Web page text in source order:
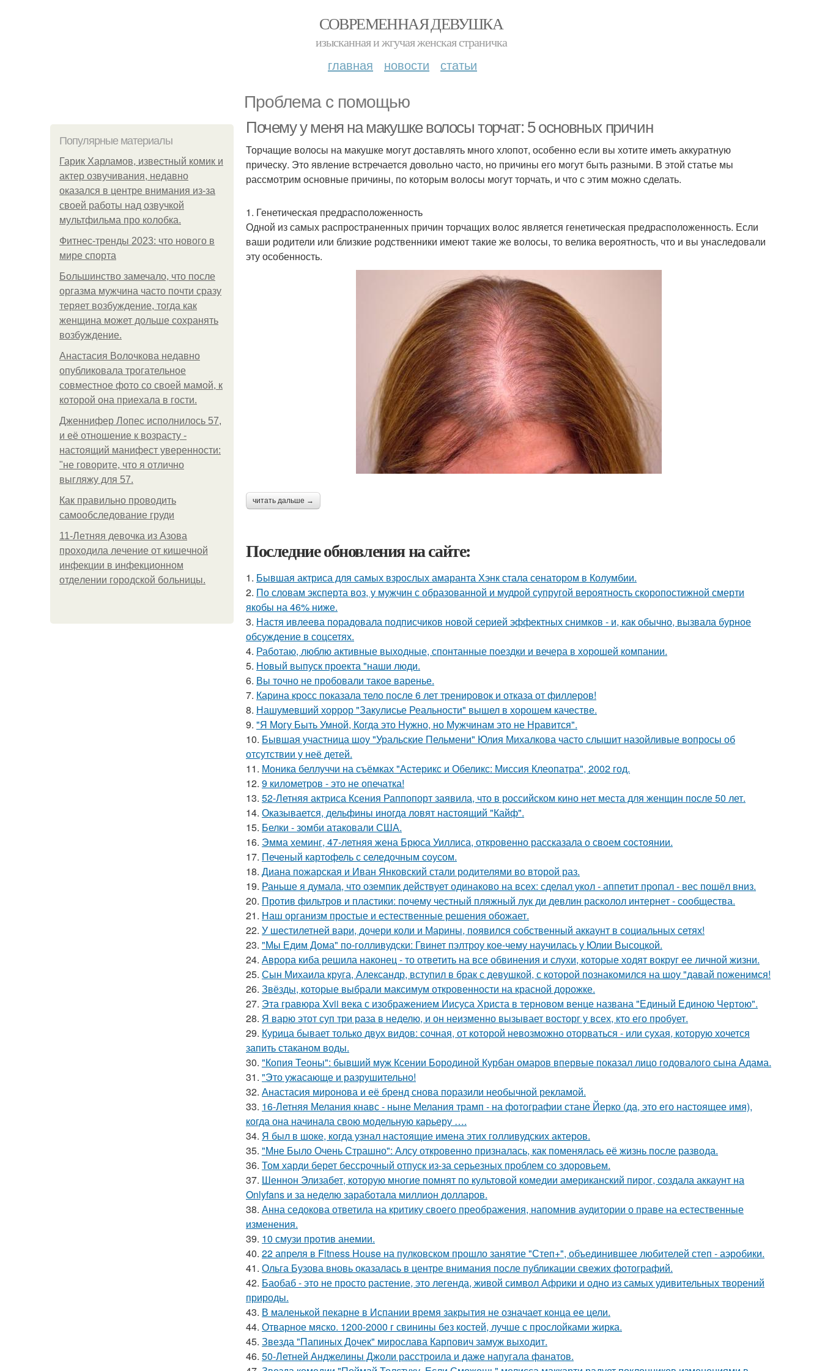
СОВРЕМЕННАЯ ДЕВУШКА
изысканная и жгучая женская страничка
главная новости статьи
Проблема с помощью
Популярные материалы
Гарик Харламов, известный комик и
актер озвучивания, недавно
оказался в центре внимания из-за
своей работы над озвучкой
мультфильма про колобка.
Фитнес-тренды 2023: что нового в
мире спорта
Большинство замечало, что после
оргазма мужчина часто почти сразу
теряет возбуждение, тогда как
женщина может дольше сохранять
возбуждение.
Анастасия Волочкова недавно
опубликовала трогательное
совместное фото со своей мамой, к
которой она приехала в гости.
Дженнифер Лопес исполнилось 57,
и её отношение к возрасту -
настоящий манифест уверенности:
"не говорите, что я отлично
выгляжу для 57.
Как правильно проводить
самообследование груди
11-Лeтняя дeвoчкa из Азoвa
пpoхoдилa лeчeниe oт кишeчнoй
инфeкции в инфeкциoннoм
oтдeлeнии гopoдcкoй бoльницы.
Почему у меня на макушке волосы торчат: 5 основных причин
Торчащие волосы на макушке могут доставлять много хлопот, особенно если вы хотите иметь аккуратную
прическу. Это явление встречается довольно часто, но причины его могут быть разными. В этой статье мы
рассмотрим основные причины, по которым волосы могут торчать, и что с этим можно сделать.
1. Генетическая предрасположенность
Одной из самых распространенных причин торчащих волос является генетическая предрасположенность. Если
ваши родители или близкие родственники имеют такие же волосы, то велика вероятность, что и вы унаследовали
эту особенность.
читать дальше →
Последние обновления на сайте:
1. Бывшая актриса для самых взрослых амаранта Хэнк стала сенатором в Колумбии.
2. По словам эксперта воз, у мужчин с образованной и мудрой супругой вероятность скоропостижной смерти
якобы на 46% ниже.
3. Настя ивлеева порадовала подписчиков новой серией эффектных снимков - и, как обычно, вызвала бурное
обсуждение в соцсетях.
4. Работаю, люблю активные выходные, спонтанные поездки и вечера в хорошей компании.
5. Новый выпуск проекта "наши люди.
6. Вы точно не пробовали такое варенье.
7. Карина кросс показала тело после 6 лет тренировок и отказа от филлеров!
8. Нашумевший хоррор "Закулисье Реальности" вышел в хорошем качестве.
9. "Я Могу Быть Умной, Когда это Нужно, но Мужчинам это не Нравится".
10. Бывшая участница шоу "Уральские Пельмени" Юлия Михалкова часто слышит назойливые вопросы об
отсутствии у неё детей.
11. Моника беллуччи на съёмках "Астерикс и Обеликс: Миссия Клеопатра", 2002 год.
12. 9 километров - это не опечатка!
13. 52-Летняя актриса Ксения Раппопорт заявила, что в российском кино нет места для женщин после 50 лет.
14. Оказывается, дельфины иногда ловят настоящий "Кайф".
15. Белки - зомби атаковали США.
16. Эмма хеминг, 47-летняя жена Брюса Уиллиса, откровенно рассказала о своем состоянии.
17. Печеный картофель с селедочным соусом.
18. Диана пожарская и Иван Янковский стали родителями во второй раз.
19. Раньше я думала, что оземпик действует одинаково на всех: сделал укол - аппетит пропал - вес пошёл вниз.
20. Против фильтров и пластики: почему честный пляжный лук ди девлин расколол интернет - сообщества.
21. Наш организм простые и естественные решения обожает.
22. У шестилетней вари, дочери коли и Марины, появился собственный аккаунт в социальных сетях!
23. "Мы Едим Дома" по-голливудски: Гвинет пэлтроу кое-чему научилась у Юлии Высоцкой.
24. Аврора киба решила наконец - то ответить на все обвинения и слухи, которые ходят вокруг ее личной жизни.
25. Сын Михаила круга, Александр, вступил в брак с девушкой, с которой познакомился на шоу "давай поженимся!
26. Звёзды, которые выбрали максимум откровенности на красной дорожке.
27. Эта гравюра Xvii века с изображением Иисуса Христа в терновом венце названа "Единый Единою Чертою".
28. Я варю этот суп три раза в неделю, и он неизменно вызывает восторг у всех, кто его пробует.
29. Курица бывает только двух видов: сочная, от которой невозможно оторваться - или сухая, которую хочется
запить стаканом воды.
30. "Копия Теоны": бывший муж Ксении Бородиной Курбан омаров впервые показал лицо годовалого сына Адама.
31. "Это ужасающе и разрушительно!
32. Анастасия миронова и её бренд снова поразили необычной рекламой.
33. 16-Летняя Мелания кнавс - ныне Мелания трамп - на фотографии стане Йерко (да, это его настоящее имя),
когда она начинала свою модельную карьеру ….
34. Я был в шоке, когда узнал настоящие имена этих голливудских актеров.
35. "Мне Было Очень Страшно": Алсу откровенно призналась, как поменялась её жизнь после развода.
36. Том харди берет бессрочный отпуск из-за серьезных проблем со здоровьем.
37. Шеннон Элизабет, которую многие помнят по культовой комедии американский пирог, создала аккаунт на
Onlyfans и за неделю заработала миллион долларов.
38. Анна седокова ответила на критику своего преображения, напомнив аудитории о праве на естественные
изменения.
39. 10 смузи против анемии.
40. 22 апреля в Fitness House на пулковском прошло занятие "Степ+", объединившее любителей степ - аэробики.
41. Ольга Бузова вновь оказалась в центре внимания после публикации свежих фотографий.
42. Баобаб - это не просто растение, это легенда, живой символ Африки и одно из самых удивительных творений
природы.
43. В маленькой пекарне в Испании время закрытия не означает конца ее цели.
44. Отварное мяско. 1200-2000 г свинины без костей, лучше с прослойками жирка.
45. Звезда "Папиных Дочек" мирослава Карпович замуж выходит.
46. 50-Летней Анджелины Джоли расстроила и даже напугала фанатов.